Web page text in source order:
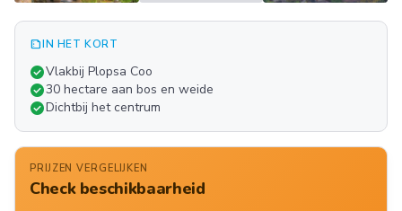
summarizeIN HET KORT
check_circleVlakbij Plopsa Coo
check_circle30 hectare aan bos en weide
check_circleDichtbij het centrum
PRIJZEN VERGELIJKEN
Check beschikbaarheid